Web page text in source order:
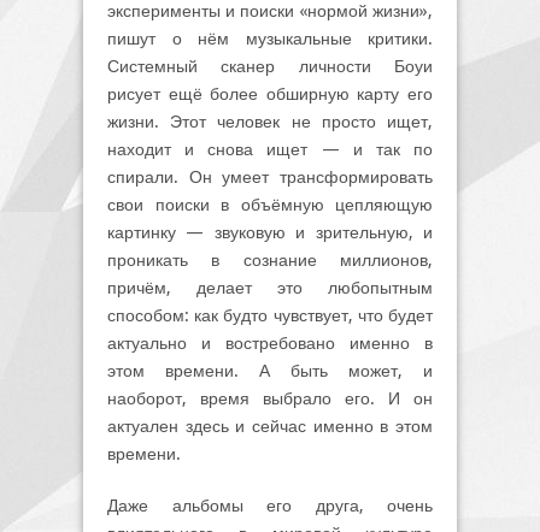
эксперименты и поиски «нормой жизни»,
пишут о нём музыкальные критики.
Системный сканер личности Боуи
рисует ещё более обширную карту его
жизни. Этот человек не просто ищет,
находит и снова ищет — и так по
спирали. Он умеет трансформировать
свои поиски в объёмную цепляющую
картинку — звуковую и зрительную, и
проникать в сознание миллионов,
причём, делает это любопытным
способом: как будто чувствует, что будет
актуально и востребовано именно в
этом времени. А быть может, и
наоборот, время выбрало его. И он
актуален здесь и сейчас именно в этом
времени.
Даже альбомы его друга, очень